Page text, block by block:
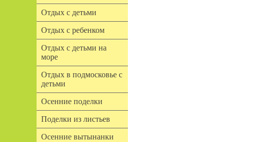
Отдых с детьми
Отдых с ребенком
Отдых с детьми на
море
Отдых в подмосковье с
детьми
Осенние поделки
Поделки из листьев
Осенние вытынанки